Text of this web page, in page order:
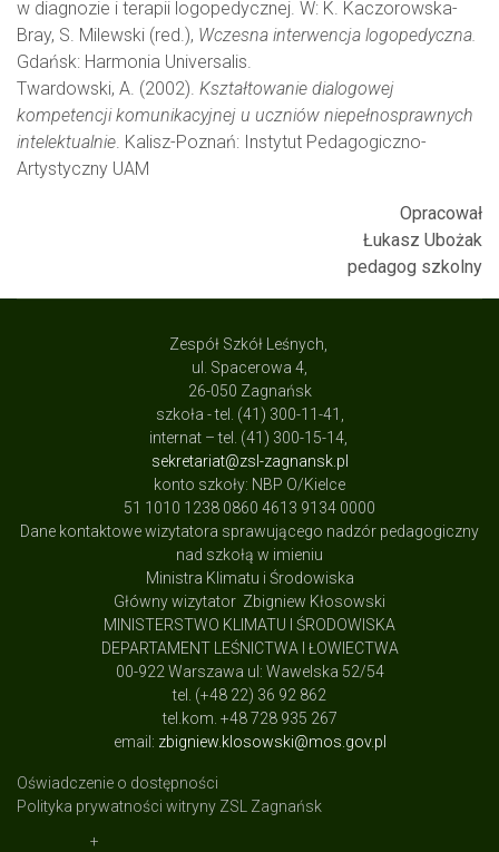
w diagnozie i terapii logopedycznej. W: K. Kaczorowska-
Bray, S. Milewski (red.), Wczesna interwencja logopedyczna.
Gdańsk: Harmonia Universalis.
Twardowski, A. (2002). Kształtowanie dialogowej
kompetencji komunikacyjnej u uczniów niepełnosprawnych
intelektualnie. Kalisz-Poznań: Instytut Pedagogiczno-
Artystyczny UAM
Opracował
Łukasz Ubożak
pedagog szkolny
Zespół Szkół Leśnych,
ul. Spacerowa 4,
26-050 Zagnańsk
szkoła - tel. (41) 300-11-41,
internat – tel. (41) 300-15-14,
sekretariat@zsl-zagnansk.pl
konto szkoły: NBP O/Kielce
51 1010 1238 0860 4613 9134 0000
Dane kontaktowe wizytatora sprawującego nadzór pedagogiczny
nad szkołą w imieniu
Ministra Klimatu i Środowiska
Główny wizytator Zbigniew Kłosowski
MINISTERSTWO KLIMATU I ŚRODOWISKA
DEPARTAMENT LEŚNICTWA I ŁOWIECTWA
00-922 Warszawa ul: Wawelska 52/54
tel. (+48 22) 36 92 862
tel.kom. +48 728 935 267
email: zbigniew.klosowski@mos.gov.pl
Oświadczenie o dostępności
Polityka prywatności witryny ZSL Zagnańsk
+